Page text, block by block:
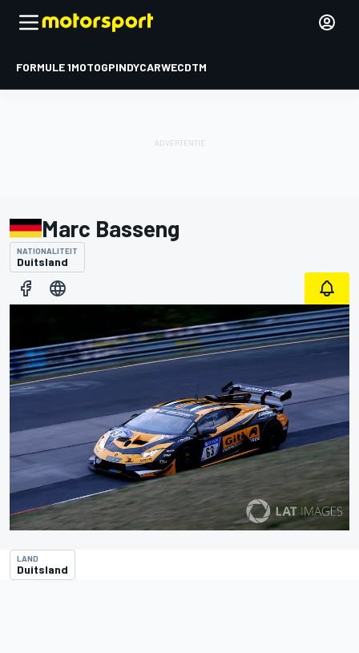
FORMULE 1MOTOGPINDYCARWECDTM
Marc Basseng
NATIONALITEIT
Duitsland
LAND
Duitsland